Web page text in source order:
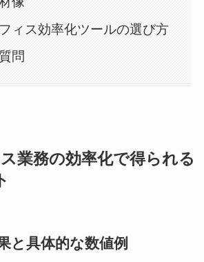
ィス効率化ツールの選び方
問
業務の効率化で得られる
と具体的な数値例